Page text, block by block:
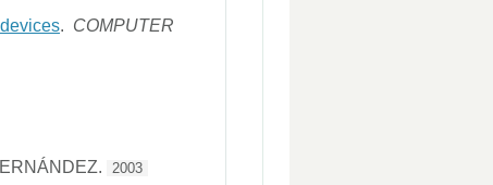
. COMPUTER
2003